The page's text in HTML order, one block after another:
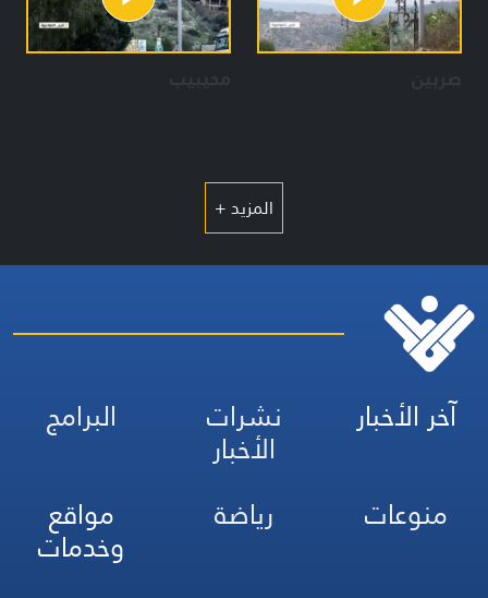
صربين محيبيب
المزيد +
آخر الأخبار نشرات
الأخبار
البرامج
منوعات
رياضة مواقع
وخدمات